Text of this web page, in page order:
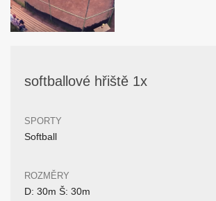
softballové hřiště 1x
SPORTY
Softball
ROZMĚRY
D: 30m Š: 30m